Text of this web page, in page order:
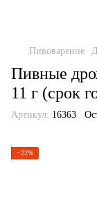
Пивоварение
Пивные
11 г (срок
Артикул: 16363
−22%